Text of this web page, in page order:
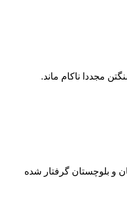
مجددا ناکام ماند.
و بلوچستان گرفتار شده